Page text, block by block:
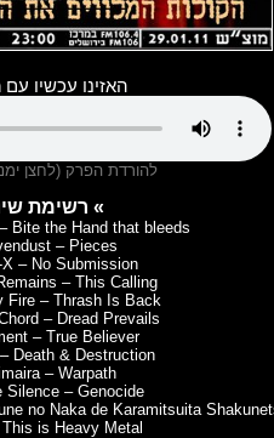
האזינו עכשיו עם Podbean
להורדת הפרק (לחצן
» רשימת שירים «
Bite the Hand that bleeds
– Pieces
– No Submission
– This Calling
Fire – Thrash Is Back
– Dread Prevails
– True Believer
Death & Destruction
– Warpath
Silence – Genocide
no Naka de Karamitsuita
is Heavy Metal